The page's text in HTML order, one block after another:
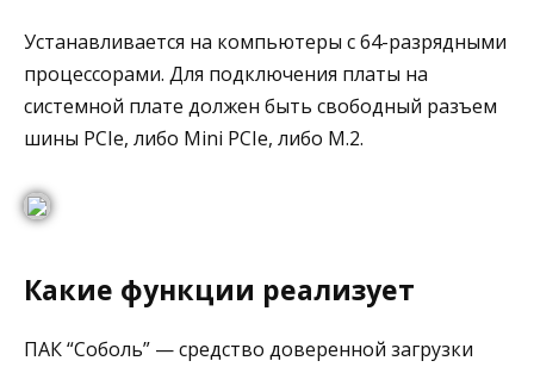
Устанавливается на компьютеры с 64-разрядными
процессорами. Для подключения платы на
системной плате должен быть свободный разъем
шины PCIe, либо Mini PCIe, либо M.2.
Какие функции реализует
ПАК “Соболь” — средство доверенной загрузки